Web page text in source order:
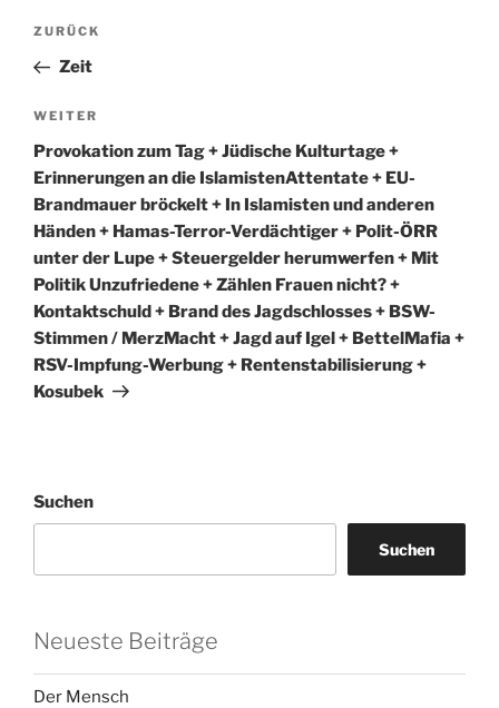
Beitragsnavigation
Vorheriger
Beitrag
ZURÜCK
Zeit
Nächster
Beitrag
WEITER
Provokation zum Tag + Jüdische Kulturtage +
Erinnerungen an die IslamistenAttentate + EU-
Brandmauer bröckelt + In Islamisten und anderen
Händen + Hamas-Terror-Verdächtiger + Polit-ÖRR
unter der Lupe + Steuergelder herumwerfen + Mit
Politik Unzufriedene + Zählen Frauen nicht? +
Kontaktschuld + Brand des Jagdschlosses + BSW-
Stimmen / MerzMacht + Jagd auf Igel + BettelMafia +
RSV-Impfung-Werbung + Rentenstabilisierung +
Kosubek
Suchen
Suchen
Neueste Beiträge
Der Mensch